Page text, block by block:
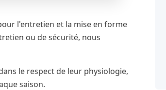
l'entretien et la mise en forme
ou de sécurité, nous
le respect de leur physiologie,
saison.